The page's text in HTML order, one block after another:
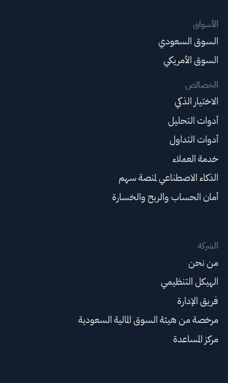
الأسواق
السوق السعودي
السوق الأمريكي
الخصائص
الاختيار الذكي
أدوات التحليل
أدوات التداول
خدمة العملاء
الذكاء الاصطناعي لمنصة سهم
أمان الحساب والربح والخسارة
الشركة
من نحن
الهيكل التنظيمي
فريق الإدارة
مرخصة من هيئة السوق المالية السعودية
مركز المساعدة